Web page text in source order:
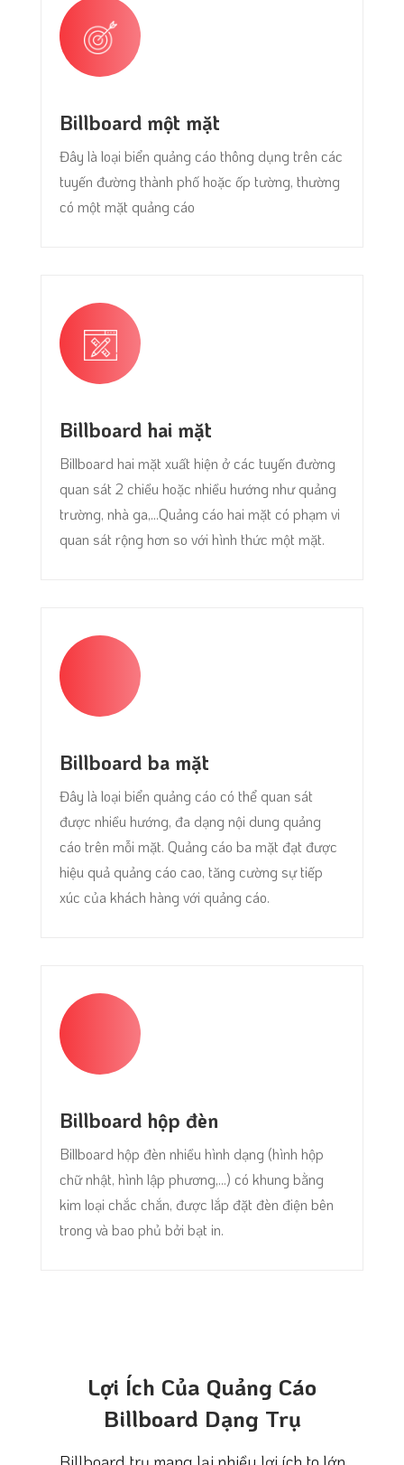
Billboard một mặt
Đây là loại biển quảng cáo thông dụng trên các
tuyến đường thành phố hoặc ốp tường, thường
có một mặt quảng cáo
Billboard hai mặt
Billboard hai mặt xuất hiện ở các tuyến đường
quan sát 2 chiều hoặc nhiều hướng như quảng
trường, nhà ga,...Quảng cáo hai mặt có phạm vi
quan sát rộng hơn so với hình thức một mặt.
Billboard ba mặt
Đây là loại biển quảng cáo có thể quan sát
được nhiều hướng, đa dạng nội dung quảng
cáo trên mỗi mặt. Quảng cáo ba mặt đạt được
hiệu quả quảng cáo cao, tăng cường sự tiếp
xúc của khách hàng với quảng cáo.
Billboard hộp đèn
Billboard hộp đèn nhiều hình dạng (hình hộp
chữ nhật, hình lập phương,...) có khung bằng
kim loại chắc chắn, được lắp đặt đèn điện bên
trong và bao phủ bởi bạt in.
Lợi Ích Của Quảng Cáo
Billboard Dạng Trụ